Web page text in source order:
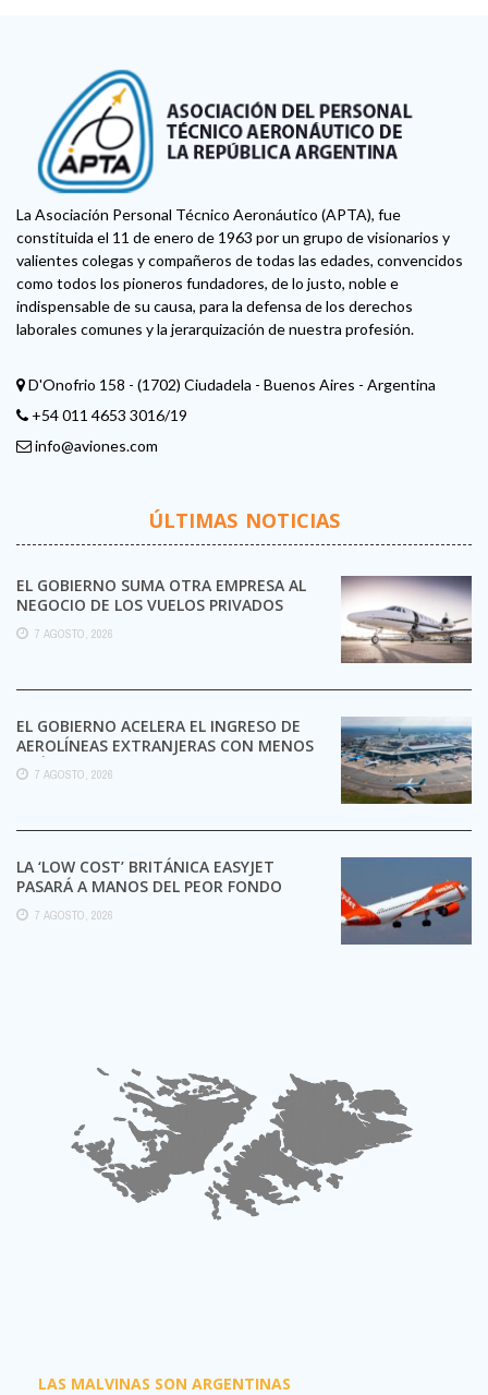
La Asociación Personal Técnico Aeronáutico (APTA), fue
constituida el 11 de enero de 1963 por un grupo de visionarios y
valientes colegas y compañeros de todas las edades, convencidos
como todos los pioneros fundadores, de lo justo, noble e
indispensable de su causa, para la defensa de los derechos
laborales comunes y la jerarquización de nuestra profesión.
D'Onofrio 158 - (1702) Ciudadela - Buenos Aires - Argentina
+54 011 4653 3016/19
info@aviones.com
ÚLTIMAS NOTICIAS
EL GOBIERNO SUMA OTRA EMPRESA AL
NEGOCIO DE LOS VUELOS PRIVADOS
7 AGOSTO, 2026
EL GOBIERNO ACELERA EL INGRESO DE
AEROLÍNEAS EXTRANJERAS CON MENOS
TRÁMITES
7 AGOSTO, 2026
LA ‘LOW COST’ BRITÁNICA EASYJET
PASARÁ A MANOS DEL PEOR FONDO
POSIBLE:
7 AGOSTO, 2026
LAS MALVINAS SON ARGENTINAS